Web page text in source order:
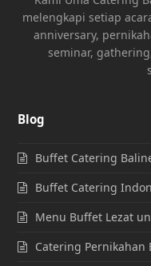
melengkapi setiap
anniversary,
seminar,
Blog
Buffet Catering
Buffet Catering
Menu Buffet Lezat
Catering Pernikahan